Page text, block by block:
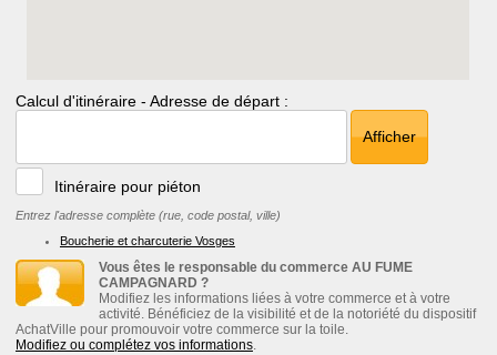
Calcul d'itinéraire - Adresse de départ :
Afficher
Itinéraire pour piéton
Entrez l'adresse complète (rue, code postal, ville)
Boucherie et charcuterie Vosges
Vous êtes le responsable du commerce AU FUME
CAMPAGNARD ?
Modifiez les informations liées à votre commerce et à votre
activité. Bénéficiez de la visibilité et de la notoriété du dispositif
AchatVille pour promouvoir votre commerce sur la toile.
Modifiez ou complétez vos informations.